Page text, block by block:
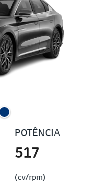
POTÊNCIA
517
(cv/rpm)